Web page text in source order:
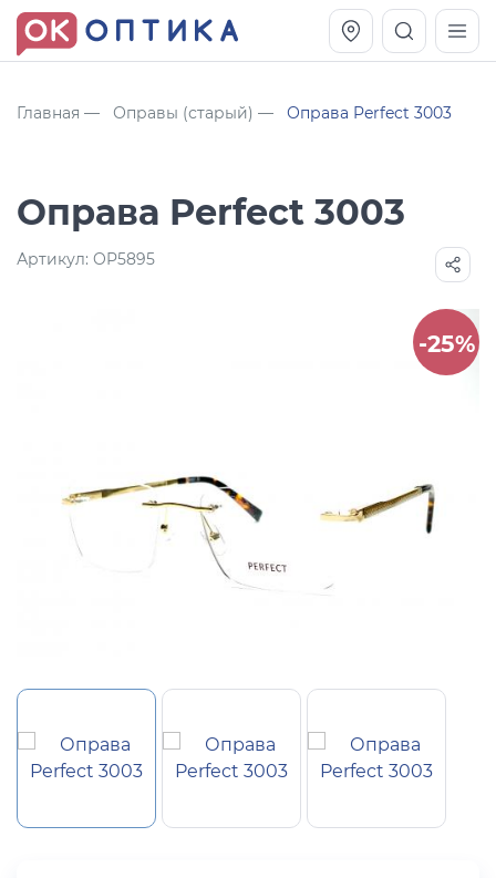
Главная Оправы (старый) Оправа Perfect 3003
Оправа Perfect 3003
Артикул: OP5895
-25%
Оправа Vogue OVO 4025